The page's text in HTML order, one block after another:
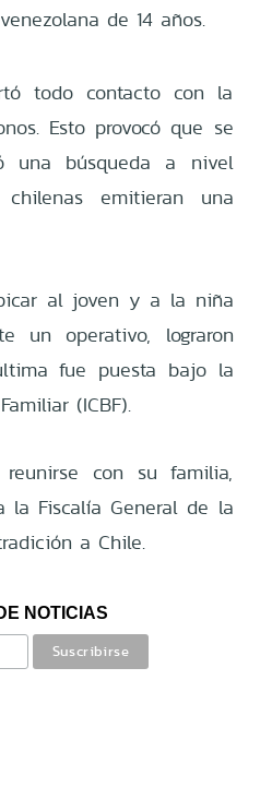
de 14 años.
todo contacto con la
Esto provocó que se
una búsqueda a nivel
emitieran una
al joven y a la niña
un operativo, lograron
fue puesta bajo la
(ICBF).
con su familia,
la Fiscalía General de la
a Chile.
NOTICIAS